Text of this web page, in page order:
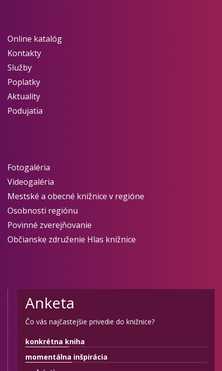
Online katalóg
Kontakty
Služby
Poplatky
Aktuality
Podujatia
Fotogaléria
Videogaléria
Mestské a obecné knižnice v regióne
Osobnosti regiónu
Povinné zverejňovanie
Občianske združenie Hlas knižnice
Anketa
Čo vás najčastejšie privedie do knižnice?
konkrétna kniha
momentálna inšpirácia